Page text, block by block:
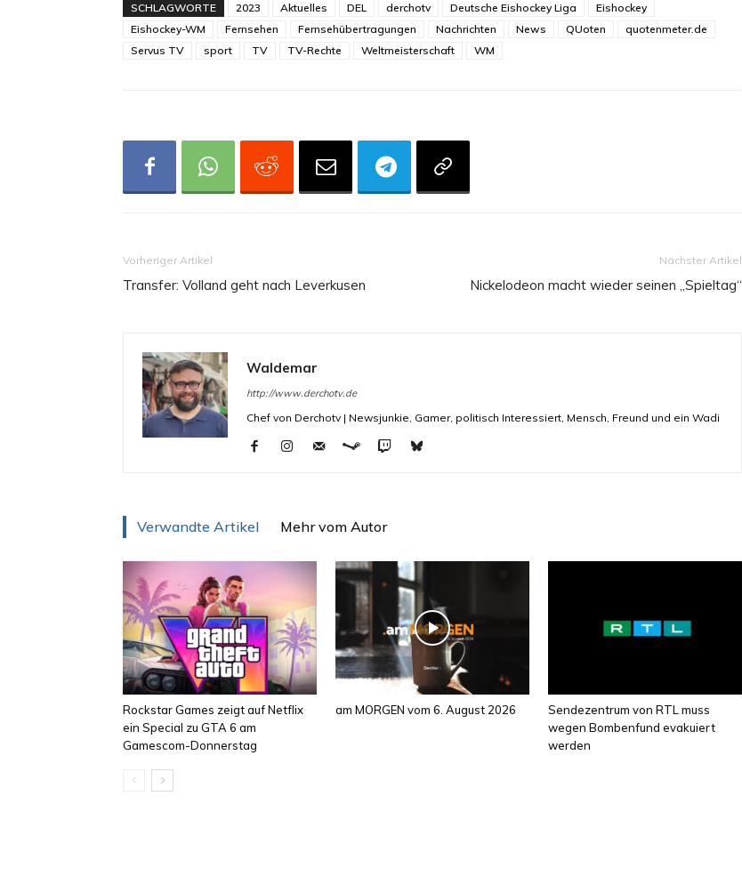
SCHLAGWORTE 2023 Aktuelles DEL derchotv Deutsche Eishockey Liga
Eishockey
Eishockey-WM
Fernsehen Fernsehübertragungen Nachrichten News QUoten
quotenmeter.de
Servus TV
sport TV TV-Rechte Weltmeisterschaft WM
Vorheriger Artikel
Transfer: Volland geht nach Leverkusen
Nächster Artikel
Nickelodeon macht wieder seinen „Spieltag“
Waldemar
http://www.derchotv.de
Chef von Derchotv | Newsjunkie, Gamer, politisch Interessiert, Mensch, Freund und ein Wadi
Verwandte Artikel Mehr vom Autor
Rockstar Games zeigt auf Netflix
ein Special zu GTA 6 am
Gamescom-Donnerstag
am MORGEN vom 6. August 2026
Sendezentrum von RTL muss
wegen Bombenfund evakuiert
werden